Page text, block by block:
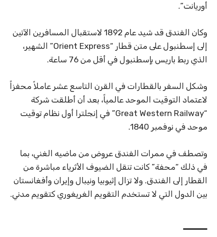
أوريانت”.
وكان الفندق قد شيد عام 1892 لاستقبال المسافرين الآتين
إلى إسطنبول على متن قطار “Orient Express” الشهير،
الذي ربط باريس بإسطنبول في أقل من 76 ساعة.
وشكل السفر بالقطارات في القرن التاسع عشر عاملاً محفزاً
لاعتماد التوقيت الموحد عالمياً، بعد أن أطلقت شركة
“Great Western Railway” في إنجلترا أول نظام توقيت
موحد في نوفمبر 1840.
وتصطف في ممرات الفندق عروض من ماضيه الغني، بما
في ذلك “محفة” كانت تنقل الضيوف الأثرياء مباشرة من
القطار إلى الفندق. ولا تزال إثيوبيا ونيبال وإيران وأفغانستان
بين الدول التي لا تستخدم التقويم الغريغوري كتقويم مدني.